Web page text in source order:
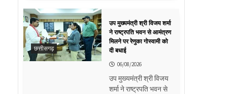
छत्तीसगढ़
उप मुख्यमंत्री श्री विजय शर्मा
ने राष्ट्रपति भवन से आमंत्रण
मिलने पर रेणुका गोस्वामी को
दी बधाई
06/08/2026
उप मुख्यमंत्री श्री विजय
शर्मा ने राष्ट्रपति भवन से